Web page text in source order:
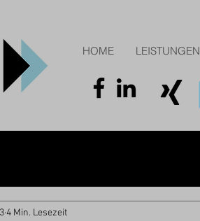
HOME LEISTUNGEN
4 Min. Lesezeit